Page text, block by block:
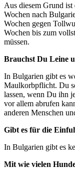
Aus diesem Grund ist
Wochen nach
Wochen gegen
Wochen bis zum
müssen.
Brauchst Du Leine
In Bulgarien gibt es
Maulkorbpflicht. Du
lassen, wenn Du ihn
vor allem abrufen
anderen Menschen
Gibt es für die
In Bulgarien gibt es
Mit wie vielen